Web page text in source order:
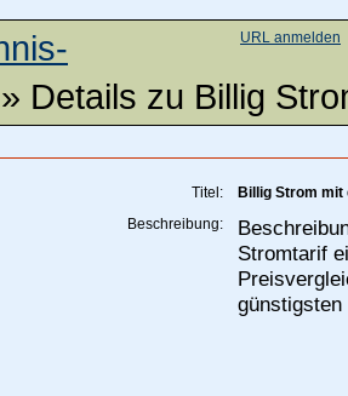
URL anmelden
» Details zu Billig
Titel:
Billig Strom mit
Beschreibung:
Stromtarif